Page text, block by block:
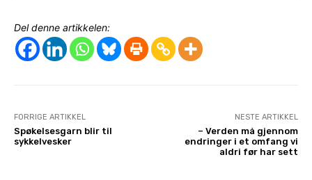
Del denne artikkelen:
FORRIGE ARTIKKEL
Spøkelsesgarn blir til
sykkelvesker
NESTE ARTIKKEL
– Verden må gjennom
endringer i et omfang vi
aldri før har sett